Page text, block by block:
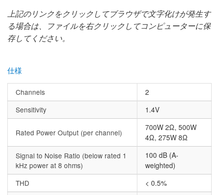
上記のリンクをクリックしてブラウザで文字化けが発生す
る場合は、ファイルを右クリックしてコンピューターに保
存してください。
仕様
Channels
2
Sensitivity
1.4V
Rated Power Output (per channel)
700W 2Ω, 500W
4Ω, 275W 8Ω
Signal to Noise Ratio (below rated 1
kHz power at 8 ohms)
100 dB (A-
weighted)
THD
< 0.5%